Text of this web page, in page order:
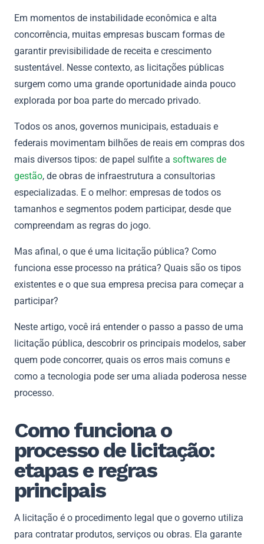
Em momentos de instabilidade econômica e alta
concorrência, muitas empresas buscam formas de
garantir previsibilidade de receita e crescimento
sustentável. Nesse contexto, as licitações públicas
surgem como uma grande oportunidade ainda pouco
explorada por boa parte do mercado privado.
Todos os anos, governos municipais, estaduais e
federais movimentam bilhões de reais em compras dos
mais diversos tipos: de papel sulfite a softwares de
gestão, de obras de infraestrutura a consultorias
especializadas. E o melhor: empresas de todos os
tamanhos e segmentos podem participar, desde que
compreendam as regras do jogo.
Mas afinal, o que é uma licitação pública? Como
funciona esse processo na prática? Quais são os tipos
existentes e o que sua empresa precisa para começar a
participar?
Neste artigo, você irá entender o passo a passo de uma
licitação pública, descobrir os principais modelos, saber
quem pode concorrer, quais os erros mais comuns e
como a tecnologia pode ser uma aliada poderosa nesse
processo.
Como funciona o
processo de licitação:
etapas e regras
principais
A licitação é o procedimento legal que o governo utiliza
para contratar produtos, serviços ou obras. Ela garante